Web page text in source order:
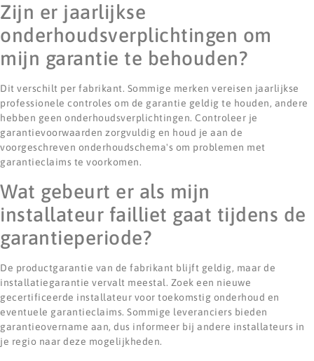
Zijn er jaarlijkse
onderhoudsverplichtingen om
mijn garantie te behouden?
Dit verschilt per fabrikant. Sommige merken vereisen jaarlijkse
professionele controles om de garantie geldig te houden, andere
hebben geen onderhoudsverplichtingen. Controleer je
garantievoorwaarden zorgvuldig en houd je aan de
voorgeschreven onderhoudschema's om problemen met
garantieclaims te voorkomen.
Wat gebeurt er als mijn
installateur failliet gaat tijdens de
garantieperiode?
De productgarantie van de fabrikant blijft geldig, maar de
installatiegarantie vervalt meestal. Zoek een nieuwe
gecertificeerde installateur voor toekomstig onderhoud en
eventuele garantieclaims. Sommige leveranciers bieden
garantieovername aan, dus informeer bij andere installateurs in
je regio naar deze mogelijkheden.